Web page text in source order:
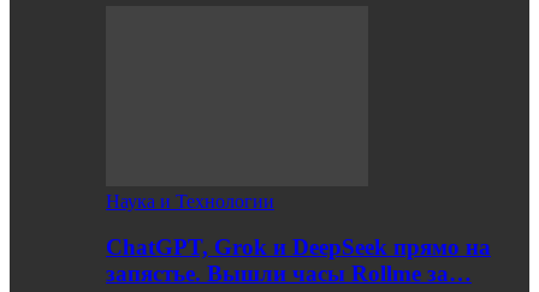
Наука и Технологии
ChatGPT, Grok и DeepSeek прямо на
запястье. Вышли часы Rollme за…